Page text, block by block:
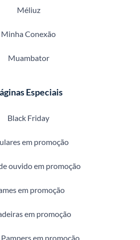
Méliuz
Minha Conexão
Muambator
Especiais
Black Friday
em promoção
ouvido em promoção
em promoção
em promoção
em promoção